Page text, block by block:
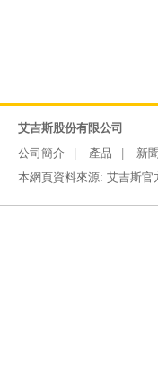
艾吉斯股份有限公司
公司簡介
產品 新
本網頁資料來源: 艾吉斯官